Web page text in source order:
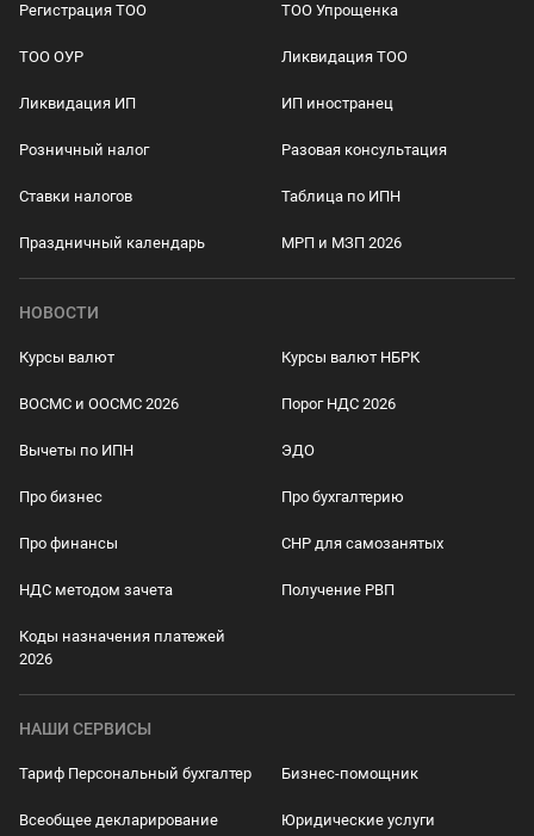
Регистрация ТОО ТОО Упрощенка
ТОО ОУР Ликвидация ТОО
Ликвидация ИП ИП иностранец
Розничный налог Разовая консультация
Ставки налогов Таблица по ИПН
Праздничный календарь МРП и МЗП 2026
НОВОСТИ
Курсы валют Курсы валют НБРК
ВОСМС и ООСМС 2026 Порог НДС 2026
Вычеты по ИПН ЭДО
Про бизнес Про бухгалтерию
Про финансы СНР для самозанятых
НДС методом зачета Получение РВП
Коды назначения платежей
2026
НАШИ СЕРВИСЫ
Тариф Персональный бухгалтер Бизнес-помощник
Всеобщее декларирование Юридические услуги